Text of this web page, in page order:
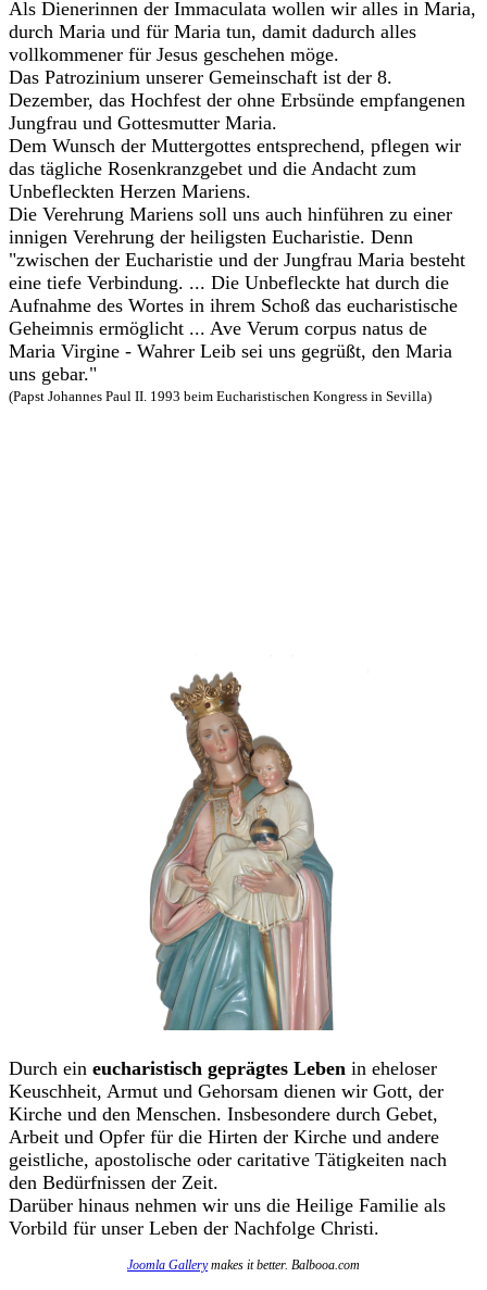
Als Dienerinnen der Immaculata wollen wir alles in Maria,
durch Maria und für Maria tun, damit dadurch alles
vollkommener für Jesus geschehen möge.
Das Patrozinium unserer Gemeinschaft ist der 8.
Dezember, das Hochfest der ohne Erbsünde empfangenen
Jungfrau und Gottesmutter Maria.
Dem Wunsch der Muttergottes entsprechend, pflegen wir
das tägliche Rosenkranzgebet und die Andacht zum
Unbefleckten Herzen Mariens.
Die Verehrung Mariens soll uns auch hinführen zu einer
innigen Verehrung der heiligsten Eucharistie. Denn
"zwischen der Eucharistie und der Jungfrau Maria besteht
eine tiefe Verbindung. ... Die Unbefleckte hat durch die
Aufnahme des Wortes in ihrem Schoß das eucharistische
Geheimnis ermöglicht ... Ave Verum corpus natus de
Maria Virgine - Wahrer Leib sei uns gegrüßt, den Maria
uns gebar."
(Papst Johannes Paul II. 1993 beim Eucharistischen Kongress in Sevilla)
Durch ein eucharistisch geprägtes Leben in eheloser
Keuschheit, Armut und Gehorsam dienen wir Gott, der
Kirche und den Menschen. Insbesondere durch Gebet,
Arbeit und Opfer für die Hirten der Kirche und andere
geistliche, apostolische oder caritative Tätigkeiten nach
den Bedürfnissen der Zeit.
Darüber hinaus nehmen wir uns die Heilige Familie als
Vorbild für unser Leben der Nachfolge Christi.
Joomla Gallerymakes it better. Balbooa.com